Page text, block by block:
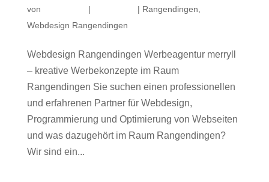
von | | Rangendingen
Webdesign Rangendingen
Webdesign Rangendingen Werbeagentur merryll
– kreative Werbekonzepte im Raum
Rangendingen Sie suchen einen professionellen
und erfahrenen Partner für Webdesign,
Programmierung und Optimierung von Webseiten
und was dazugehört im Raum Rangendingen?
Wir sind ein...